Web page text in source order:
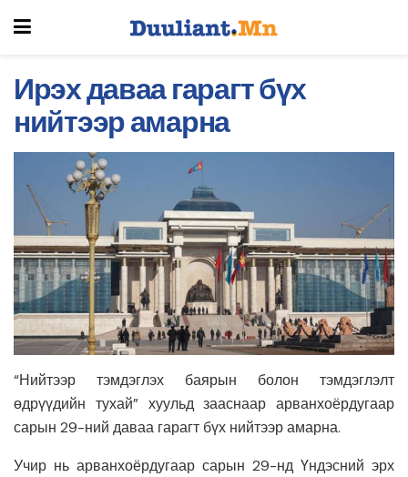
Ирэх даваа гарагт бүх
нийтээр амарна
“Нийтээр тэмдэглэх баярын болон тэмдэглэлт
өдрүүдийн тухай” хуульд зааснаар арванхоёрдугаар
сарын 29-ний даваа гарагт бүх нийтээр амарна.
Учир нь арванхоёрдугаар сарын 29-нд Үндэсний эрх